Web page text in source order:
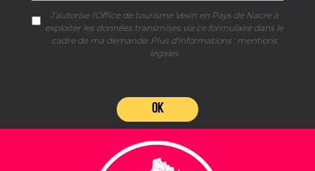
J'autorise l'Office de tourisme Vexin en Pays de Nacre à
exploiter les données transmises via ce formulaire dans le
cadre de ma demande. Plus d'informations : mentions
légales
OK